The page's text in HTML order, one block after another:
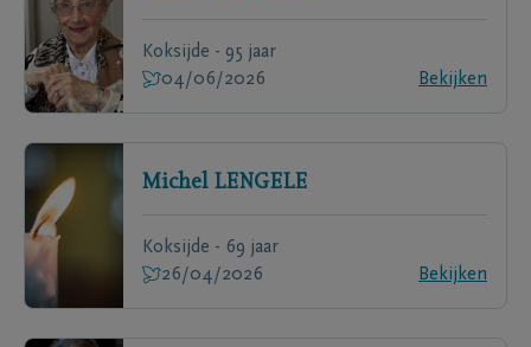
Koksijde - 95 jaar
04/06/2026
Bekijken
Michel LENGELE
Koksijde - 69 jaar
26/04/2026
Bekijken